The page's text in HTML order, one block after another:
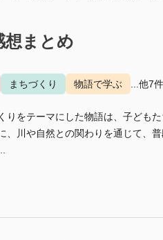
想まとめ
まちづくり 物語で学ぶ ...他7件
りをテーマにした物語は、子ども
、川や自然との関わりを通じて、